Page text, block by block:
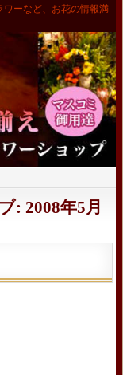
ーなど、お花の情報満
: 2008年5月